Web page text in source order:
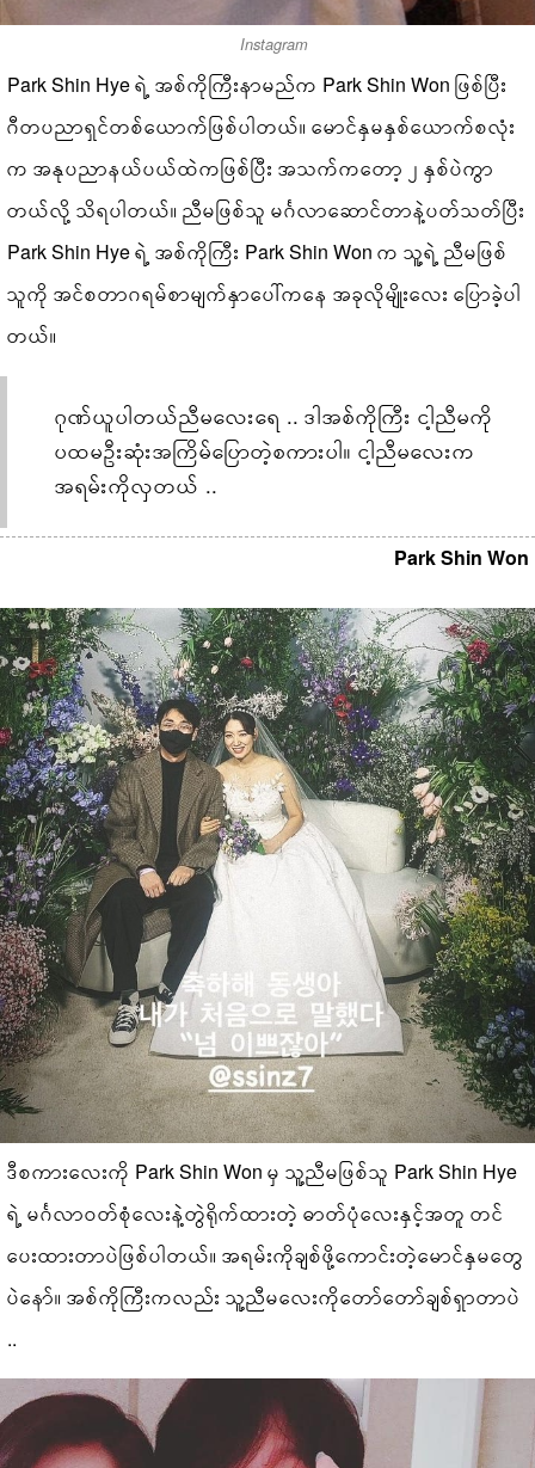
Instagram
Park Shin Hye ရဲ့ အစ်ကိုကြီးနာမည်က Park Shin Won ဖြစ်ပြီး
ဂီတပညာရှင်တစ်ယောက်ဖြစ်ပါတယ်။ မောင်နှမနှစ်ယောက်စလုံး
က အနုပညာနယ်ပယ်ထဲကဖြစ်ပြီး အသက်ကတော့ ၂ နှစ်ပဲကွာ
တယ်လို့ သိရပါတယ်။ ညီမဖြစ်သူ မင်္ဂလာဆောင်တာနဲ့ပတ်သတ်ပြီး
Park Shin Hye ရဲ့ အစ်ကိုကြီး Park Shin Won က သူ့ရဲ့ ညီမဖြစ်
သူကို အင်စတာဂရမ်စာမျက်နှာပေါ်ကနေ အခုလိုမျိုးလေး ပြောခဲ့ပါ
တယ်။
ဂုဏ်ယူပါတယ်ညီမလေးရေ .. ဒါအစ်ကိုကြီး ငါ့ညီမကို
ပထမဦးဆုံးအကြိမ်ပြောတဲ့စကားပါ။ ငါ့ညီမလေးက
အရမ်းကိုလှတယ် ..
Park Shin Won
ဒီစကားလေးကို Park Shin Won မှ သူ့ညီမဖြစ်သူ Park Shin Hye
ရဲ့ မင်္ဂလာဝတ်စုံလေးနဲ့တွဲရိုက်ထားတဲ့ ဓာတ်ပုံလေးနှင့်အတူ တင်
ပေးထားတာပဲဖြစ်ပါတယ်။ အရမ်းကိုချစ်ဖို့ကောင်းတဲ့မောင်နှမတွေ
ပဲနော်။ အစ်ကိုကြီးကလည်း သူ့ညီမလေးကိုတော်တော်ချစ်ရှာတာပဲ
..